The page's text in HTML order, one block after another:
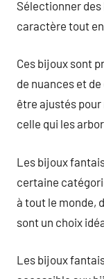
Sélectionner des
caractère tout
Ces bijoux sont
de nuances et
être ajustés
celle qui les
Les bijoux
certaine
à tout le monde,
sont un choix
Les bijoux